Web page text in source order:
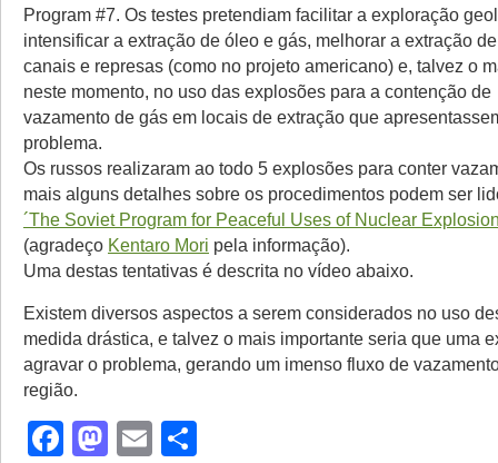
Program #7. Os testes pretendiam facilitar a exploração
intensificar a extração de óleo e gás, melhorar a extração
canais e represas (como no projeto americano) e, talvez o
neste momento, no uso das explosões para a contenção de
vazamento de gás em locais de extração que
problema.
Os russos realizaram ao todo 5 explosões para conter
mais alguns detalhes sobre os procedimentos podem ser
´The Soviet Program for Peaceful Uses of Nuclear
(agradeço Kentaro Mori pela informação).
Uma destas tentativas é descrita no vídeo abaixo.
Existem diversos aspectos a serem considerados no uso
medida drástica, e talvez o mais importante seria que uma
agravar o problema, gerando um imenso fluxo de
região.
Facebook
Mastodon
Email